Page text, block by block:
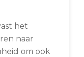
het
naar
om ook